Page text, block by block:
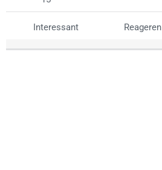
Interessant Reageren